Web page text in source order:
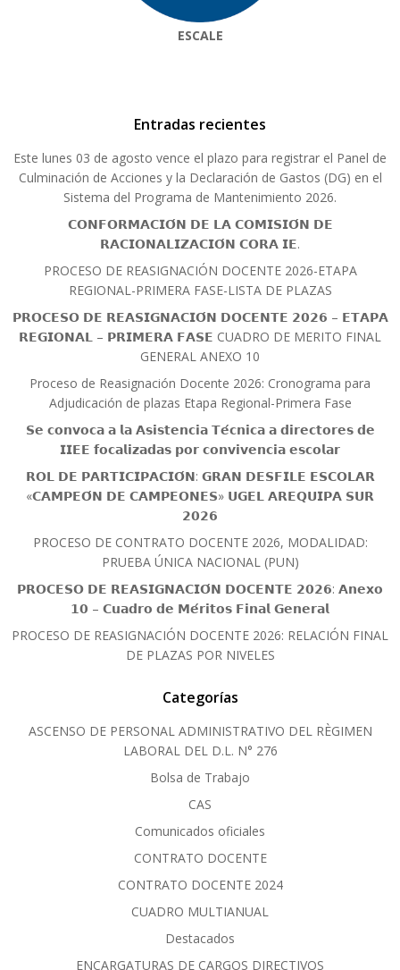
ESCALE
Entradas recientes
Este lunes 03 de agosto vence el plazo para registrar el Panel de
Culminación de Acciones y la Declaración de Gastos (DG) en el
Sistema del Programa de Mantenimiento 2026.
𝗖𝗢𝗡𝗙𝗢𝗥𝗠𝗔𝗖𝗜𝗢́𝗡 𝗗𝗘 𝗟𝗔 𝗖𝗢𝗠𝗜𝗦𝗜𝗢́𝗡 𝗗𝗘
𝗥𝗔𝗖𝗜𝗢𝗡𝗔𝗟𝗜𝗭𝗔𝗖𝗜𝗢́𝗡 𝗖𝗢𝗥𝗔 𝗜𝗘.
PROCESO DE REASIGNACIÓN DOCENTE 2026-ETAPA
REGIONAL-PRIMERA FASE-LISTA DE PLAZAS
𝗣𝗥𝗢𝗖𝗘𝗦𝗢 𝗗𝗘 𝗥𝗘𝗔𝗦𝗜𝗚𝗡𝗔𝗖𝗜𝗢́𝗡 𝗗𝗢𝗖𝗘𝗡𝗧𝗘 𝟮𝟬𝟮𝟲 – 𝗘𝗧𝗔𝗣𝗔
𝗥𝗘𝗚𝗜𝗢𝗡𝗔𝗟 – 𝗣𝗥𝗜𝗠𝗘𝗥𝗔 𝗙𝗔𝗦𝗘 CUADRO DE MERITO FINAL
GENERAL ANEXO 10
Proceso de Reasignación Docente 2026: Cronograma para
Adjudicación de plazas Etapa Regional-Primera Fase
𝗦𝗲 𝗰𝗼𝗻𝘃𝗼𝗰𝗮 𝗮 𝗹𝗮 𝗔𝘀𝗶𝘀𝘁𝗲𝗻𝗰𝗶𝗮 𝗧𝗲́𝗰𝗻𝗶𝗰𝗮 𝗮 𝗱𝗶𝗿𝗲𝗰𝘁𝗼𝗿𝗲𝘀 𝗱𝗲
𝗜𝗜𝗘𝗘 𝗳𝗼𝗰𝗮𝗹𝗶𝘇𝗮𝗱𝗮𝘀 𝗽𝗼𝗿 𝗰𝗼𝗻𝘃𝗶𝘃𝗲𝗻𝗰𝗶𝗮 𝗲𝘀𝗰𝗼𝗹𝗮𝗿
𝗥𝗢𝗟 𝗗𝗘 𝗣𝗔𝗥𝗧𝗜𝗖𝗜𝗣𝗔𝗖𝗜𝗢́𝗡: 𝗚𝗥𝗔𝗡 𝗗𝗘𝗦𝗙𝗜𝗟𝗘 𝗘𝗦𝗖𝗢𝗟𝗔𝗥
«𝗖𝗔𝗠𝗣𝗘𝗢́𝗡 𝗗𝗘 𝗖𝗔𝗠𝗣𝗘𝗢𝗡𝗘𝗦» 𝗨𝗚𝗘𝗟 𝗔𝗥𝗘𝗤𝗨𝗜𝗣𝗔 𝗦𝗨𝗥
𝟮𝟬𝟮𝟲
PROCESO DE CONTRATO DOCENTE 2026, MODALIDAD:
PRUEBA ÚNICA NACIONAL (PUN)
𝗣𝗥𝗢𝗖𝗘𝗦𝗢 𝗗𝗘 𝗥𝗘𝗔𝗦𝗜𝗚𝗡𝗔𝗖𝗜𝗢́𝗡 𝗗𝗢𝗖𝗘𝗡𝗧𝗘 𝟮𝟬𝟮𝟲: 𝗔𝗻𝗲𝘅𝗼
𝟭𝟬 – 𝗖𝘂𝗮𝗱𝗿𝗼 𝗱𝗲 𝗠𝗲́𝗿𝗶𝘁𝗼𝘀 𝗙𝗶𝗻𝗮𝗹 𝗚𝗲𝗻𝗲𝗿𝗮𝗹
PROCESO DE REASIGNACIÓN DOCENTE 2026: RELACIÓN FINAL
DE PLAZAS POR NIVELES
Categorías
ASCENSO DE PERSONAL ADMINISTRATIVO DEL RÈGIMEN
LABORAL DEL D.L. N° 276
Bolsa de Trabajo
CAS
Comunicados oficiales
CONTRATO DOCENTE
CONTRATO DOCENTE 2024
CUADRO MULTIANUAL
Destacados
ENCARGATURAS DE CARGOS DIRECTIVOS